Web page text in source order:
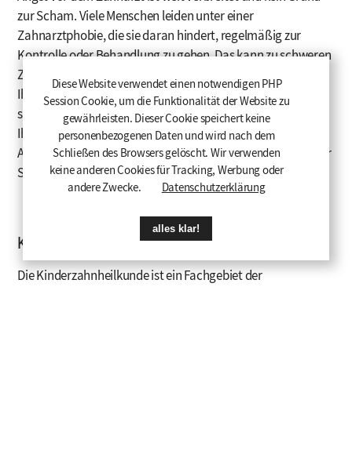
zur Scham. Viele Menschen leiden unter einer
Zahnarztphobie, die sie daran hindert, regelmäßig zur
Kontrolle oder Behandlung zu gehen. Das kann zu schweren
Zahnproblemen und noch mehr Angst führen. Wir möchten
Ihnen diese Angst nehmen und Ihnen eine angenehme und
schmerzfreie Behandlung ermöglichen. Dafür bieten wir
Ihnen eine einfühlsame Beratung und eine entspannte
Atmosphäre an - wir finden gemeinsam die beste Lösung für
Sie
Kinderzahnheilkunde
Die Kinderzahnheilkunde ist ein Fachgebiet der
Diese Website verwendet einen notwendigen PHP
Session Cookie, um die Funktionalität der Website zu
gewährleisten. Dieser Cookie speichert keine
personenbezogenen Daten und wird nach dem
Schließen des Browsers gelöscht. Wir verwenden
keine anderen Cookies für Tracking, Werbung oder
andere Zwecke.
Datenschutzerklärung
alles klar!